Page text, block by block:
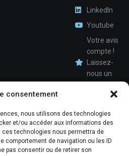
consentement
nous utilisons des technologies
et/ou accéder aux informations des
ces technologies nous permettra de
comportement de navigation ou les ID
pas consentir ou de retirer son
LinkedIn
Youtube
Votre avis
compte !
Laissez-
nous un